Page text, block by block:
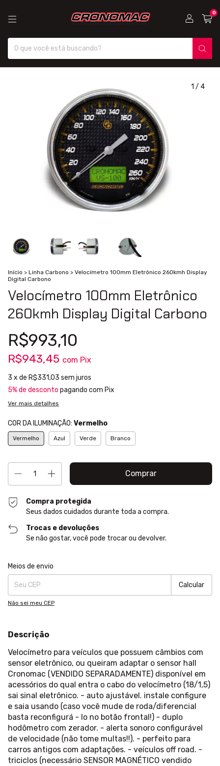
0
1 / 4
Início > Linha Carbono > Velocímetro 100mm Eletrônico 260kmh Display
Digital Carbono
Velocímetro 100mm Eletrônico
260kmh Display Digital Carbono
R$993,10
R$943,45 com Pix
3 x de R$331,03 sem juros
5% de desconto pagando com Pix
Ver mais detalhes
COR DA ILUMINAÇÃO: Vermelho
Vermelho Azul Verde Branco
Compra protegida
Seus dados cuidados durante toda a compra.
Trocas e devoluções
Se não gostar, você pode trocar ou devolver.
Entregas para o CEP:
Meios de envio
Calcular
Não sei meu CEP
Descrição
Velocímetro para veículos que possuem câmbios com
sensor eletrônico, ou queiram adaptar o sensor hall
Cronomac (VENDIDO SEPARADAMENTE) disponível em
acessórios do qual entra o cabo do velocímetro (18/1,5)
sai sinal eletrônico. - auto ajustável. instale configure
e saia usando (caso você mude de roda/diferencial
basta reconfigurá - lo no botão frontal!) - duplo
hodômetro com zerador. - alerta sonoro configurável
de velocidade (não tome multas!!). - perfeito para
carros antigos com adaptações. - veículos off road. -
triciclos (necessário SENSOR MAGNÉTICO vendido